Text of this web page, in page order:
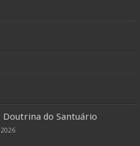
Doutrina do Santuário